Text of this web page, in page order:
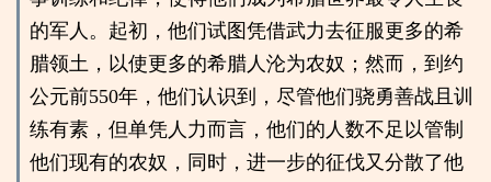
的军人。起初，他们试图凭借武力去征服更多的希
腊领土，以使更多的希腊人沦为农奴；然而，到约
公元前550年，他们认识到，尽管他们骁勇善战且训
练有素，但单凭人力而言，他们的人数不足以管制
他们现有的农奴，同时，进一步的征伐又分散了他